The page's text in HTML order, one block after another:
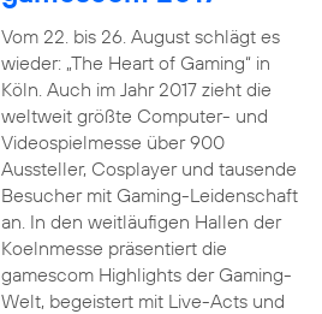
Vom 22. bis 26. August schlägt es
wieder: „The Heart of Gaming“ in
Köln. Auch im Jahr 2017 zieht die
weltweit größte Computer- und
Videospielmesse über 900
Aussteller, Cosplayer und tausende
Besucher mit Gaming-Leidenschaft
an. In den weitläufigen Hallen der
Koelnmesse präsentiert die
gamescom Highlights der Gaming-
Welt, begeistert mit Live-Acts und